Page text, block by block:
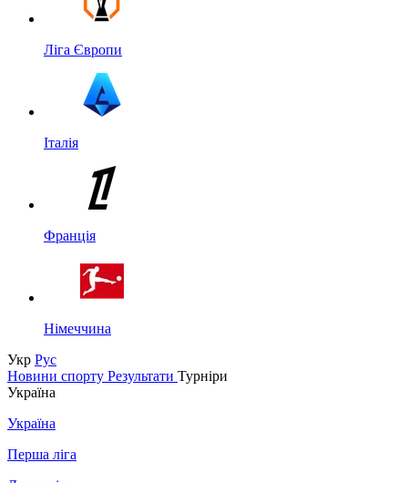
Ліга Європи
Італія
Франція
Німеччина
Укр Рус
Новини спорту Результати Турніри
Україна
Україна
Перша ліга